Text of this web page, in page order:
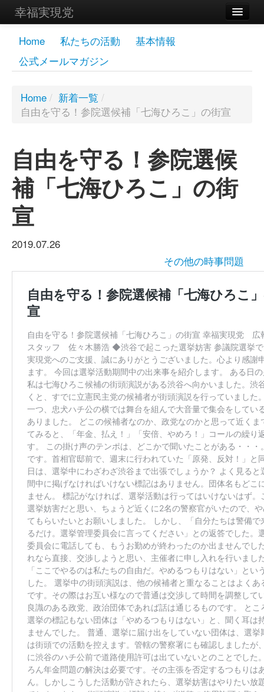
幸福実現党
メンバーズページ
党員
お問い合わせ
Home 私たちの活動
基本情報
公式メールマガジン
Home / 新着一覧 /
自由を守る！参院選候補「七海ひろこ」の街宣
自由を守る！参院選候
補「七海ひろこ」の街
宣
2019.07.26
その他の時事問題